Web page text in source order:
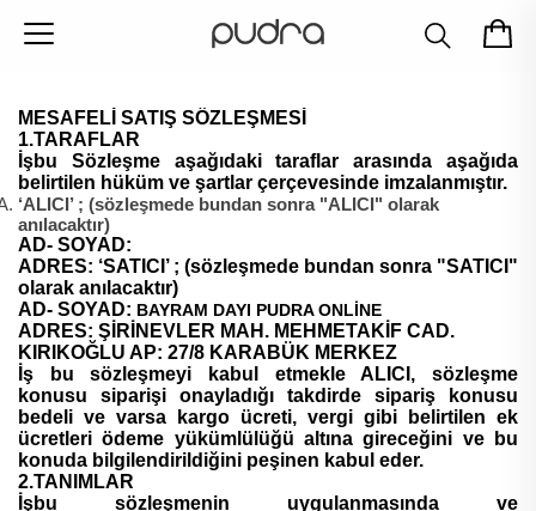
MESAFELİ SATIŞ SÖZLEŞMESİ
1.TARAFLAR
İşbu Sözleşme aşağıdaki taraflar arasında aşağıda
belirtilen hüküm ve şartlar çerçevesinde imzalanmıştır.
‘ALICI’ ; (sözleşmede bundan sonra "ALICI" olarak
anılacaktır)
AD- SOYAD:
ADRES: ‘SATICI’ ; (sözleşmede bundan sonra "SATICI"
olarak anılacaktır)
AD- SOYAD: BAYRAM DAYI PUDRA ONLİNE
ADRES: ŞİRİNEVLER MAH. MEHMETAKİF CAD.
KIRIKOĞLU AP: 27/8 KARABÜK MERKEZ
İş bu sözleşmeyi kabul etmekle ALICI, sözleşme
konusu siparişi onayladığı takdirde sipariş konusu
bedeli ve varsa kargo ücreti, vergi gibi belirtilen ek
ücretleri ödeme yükümlülüğü altına gireceğini ve bu
konuda bilgilendirildiğini peşinen kabul eder.
2.TANIMLAR
İşbu sözleşmenin uygulanmasında ve